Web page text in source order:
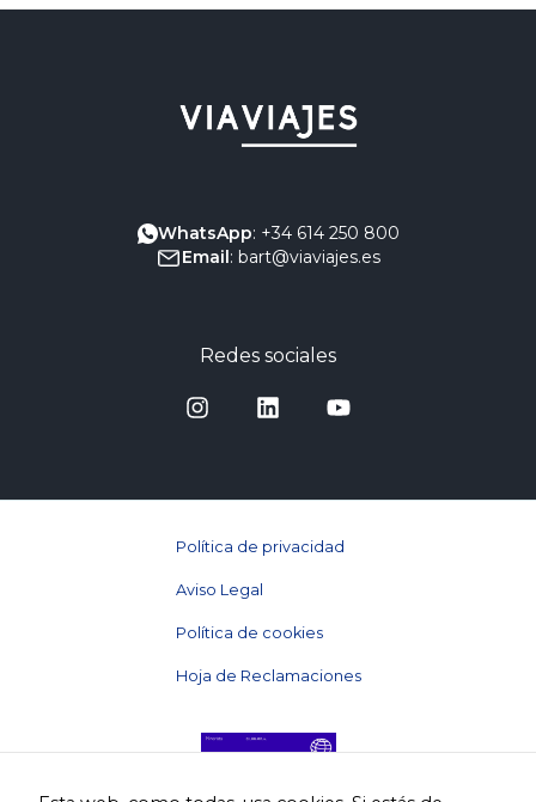
WhatsApp: +34 614 250 800
Email : bart@viaviajes.es
Redes sociales
Política de privacidad
Aviso Legal
Política de cookies
Hoja de Reclamaciones